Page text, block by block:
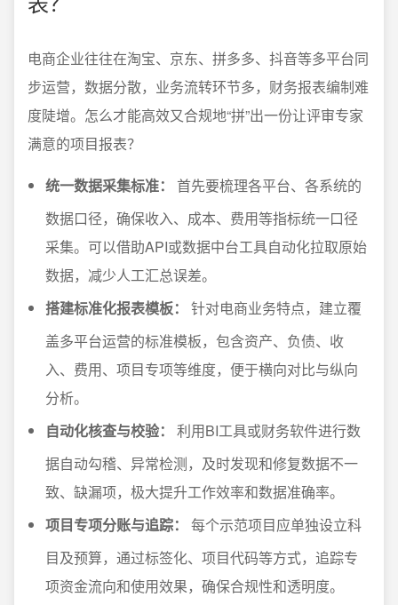
电商企业往往在淘宝、京东、拼多多、抖音等多平台同
步运营，数据分散，业务流转环节多，财务报表编制难
度陡增。怎么才能高效又合规地“拼”出一份让评审专家
满意的项目报表？
统一数据采集标准：
首先要梳理各平台、各系统的
数据口径，确保收入、成本、费用等指标统一口径
采集。可以借助API或数据中台工具自动化拉取原始
数据，减少人工汇总误差。
搭建标准化报表模板：
针对电商业务特点，建立覆
盖多平台运营的标准模板，包含资产、负债、收
入、费用、项目专项等维度，便于横向对比与纵向
分析。
自动化核查与校验：
利用BI工具或财务软件进行数
据自动勾稽、异常检测，及时发现和修复数据不一
致、缺漏项，极大提升工作效率和数据准确率。
项目专项分账与追踪：
每个示范项目应单独设立科
目及预算，通过标签化、项目代码等方式，追踪专
项资金流向和使用效果，确保合规性和透明度。